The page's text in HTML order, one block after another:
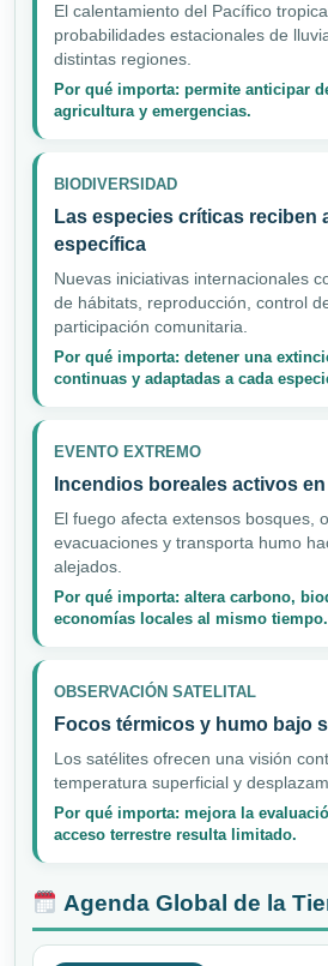
El calentamiento del Pacífico
probabilidades estacionales de
distintas regiones.
Por qué importa: permite anticipar
agricultura y emergencias.
BIODIVERSIDAD
Las especies críticas reciben
específica
Nuevas iniciativas internacionales
de hábitats, reproducción, control
participación comunitaria.
Por qué importa: detener una
continuas y adaptadas a cada
EVENTO EXTREMO
Incendios boreales activos
El fuego afecta extensos bosques,
evacuaciones y transporta humo
alejados.
Por qué importa: altera carbono,
economías locales al mismo tiempo.
OBSERVACIÓN SATELITAL
Focos térmicos y humo bajo
Los satélites ofrecen una visión
temperatura superficial y
Por qué importa: mejora la
acceso terrestre resulta limitado.
Agenda Global de la